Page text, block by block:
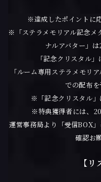
※達成したポイントに
※「ステラメモリアル記念メ
ナルアバター」
「記念クリスタル
「ルーム専用ステラメモリ
での配布を
※「記念クリスタル」
※特典獲得者には、
運営事務局より「受信BOX
確認お
【リ